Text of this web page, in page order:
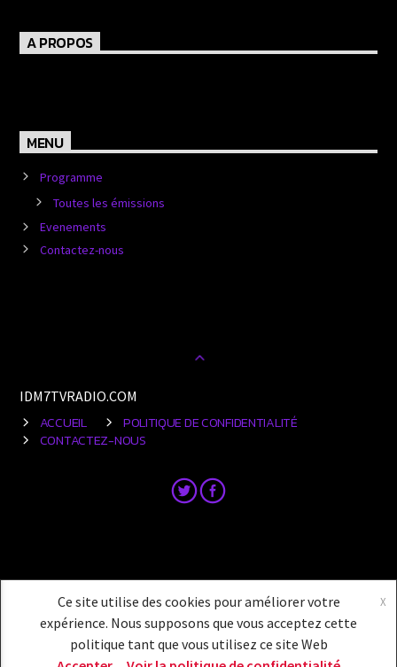
A PROPOS
MENU
Programme
Toutes les émissions
Evenements
Contactez-nous
IDM7TVRADIO.COM
ACCUEIL
POLITIQUE DE CONFIDENTIALITÉ
CONTACTEZ-NOUS
Ce site utilise des cookies pour améliorer votre
expérience. Nous supposons que vous acceptez cette
politique tant que vous utilisez ce site Web
X